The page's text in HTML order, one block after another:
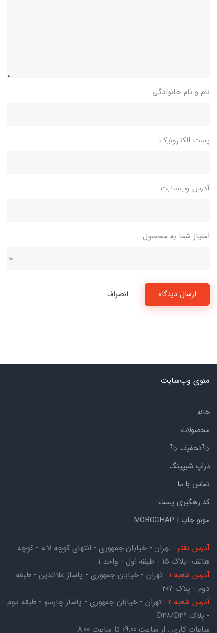
نام و نام خانوادگی
پست الکترونیک
آدرس وب‌سایت
امتیاز شما به محصول
ارسال دیدگاه انصراف
منوی وب‌سایت
خانه
محصولات
🏷️تخفیف 🏷️
دراپ شیپینگ
تماس با ما
کد رهگیری پست
موبو چاپ | MOBOCHAP
آدرس دفتر : تهران - خیابان جمهوری - انتهای کوچه لاله - کوچه
هاتف -پلاک ۱۵ - طبقه اول - واحد ۱
آدرس شعبه 1
: تهران - خیابان جمهوری - پاساژ علاالدین - طبقه
دوم - پلاک 207
آدرس شعبه 2
: تهران - خیابان جمهوری - پاساژ چارسو - طبقه دوم
- پلاک D48/D49
ساعات کاری : از ساعت 09:00 تا ساعت 18:00